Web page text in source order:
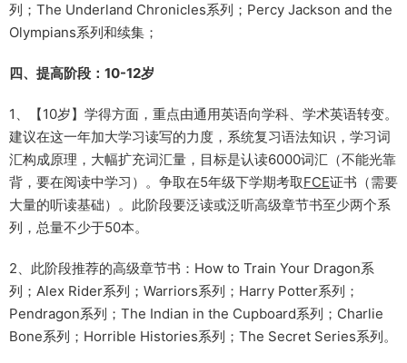
列；The Underland Chronicles系列；Percy Jackson and the
Olympians系列和续集；
四、提高阶段：10-12岁
1、【10岁】学得方面，重点由通用英语向学科、学术英语转变。
建议在这一年加大学习读写的力度，系统复习语法知识，学习词
汇构成原理，大幅扩充词汇量，目标是认读6000词汇（不能光靠
背，要在阅读中学习）。争取在5年级下学期考取FCE证书（需要
大量的听读基础）。此阶段要泛读或泛听高级章节书至少两个系
列，总量不少于50本。
2、此阶段推荐的高级章节书：How to Train Your Dragon系
列；Alex Rider系列；Warriors系列；Harry Potter系列；
Pendragon系列；The Indian in the Cupboard系列；Charlie
Bone系列；Horrible Histories系列；The Secret Series系列。